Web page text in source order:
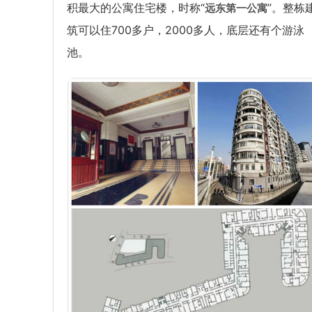
积最大的公寓住宅楼，时称“远东第一公寓”。整栋
筑可以住700多户，2000多人，底层还有个游泳
池。